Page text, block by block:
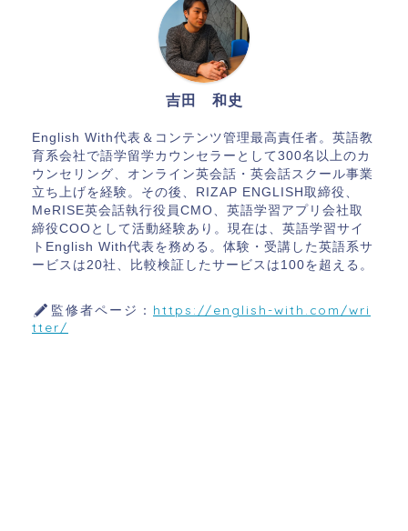
吉田 和史
English With代表＆コンテンツ管理最高責任者。英語教
育系会社で語学留学カウンセラーとして300名以上のカ
ウンセリング、オンライン英会話・英会話スクール事業
立ち上げを経験。その後、RIZAP ENGLISH取締役、
MeRISE英会話執行役員CMO、英語学習アプリ会社取
締役COOとして活動経験あり。現在は、英語学習サイ
トEnglish With代表を務める。体験・受講した英語系サ
ービスは20社、比較検証したサービスは100を超える。
監修者ページ： https://english-with.com/wri
tter/